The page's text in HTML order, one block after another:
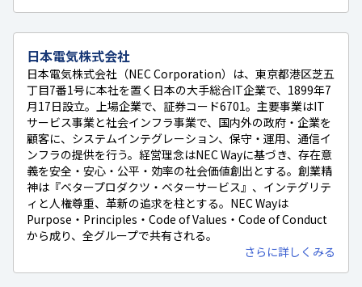
日本電気株式会社
日本電気株式会社（NEC Corporation）は、東京都港区芝五
丁目7番1号に本社を置く日本の大手総合IT企業で、1899年7
月17日設立。上場企業で、証券コード6701。主要事業はIT
サービス事業と社会インフラ事業で、国内外の政府・企業を
顧客に、システムインテグレーション、保守・運用、通信イ
ンフラの提供を行う。経営理念はNEC Wayに基づき、存在意
義を安全・安心・公平・効率の社会価値創出とする。創業精
神は『ベタープロダクツ・ベターサービス』、インテグリテ
ィと人権尊重、革新の追求を柱とする。NEC Wayは
Purpose・Principles・Code of Values・Code of Conduct
から成り、全グループで共有される。
さらに詳しくみる